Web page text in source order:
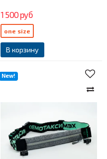
1 500 руб
В корзину
one size
New!